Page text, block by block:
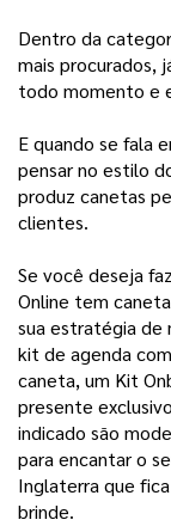
Dentro da
mais procurados,
todo momento e
E quando se fala
pensar no estilo
produz canetas
clientes.
Se você deseja
Online tem
sua estratégia de
kit de agenda
caneta, um Kit
presente
indicado são
para encantar o
Inglaterra que
brinde.